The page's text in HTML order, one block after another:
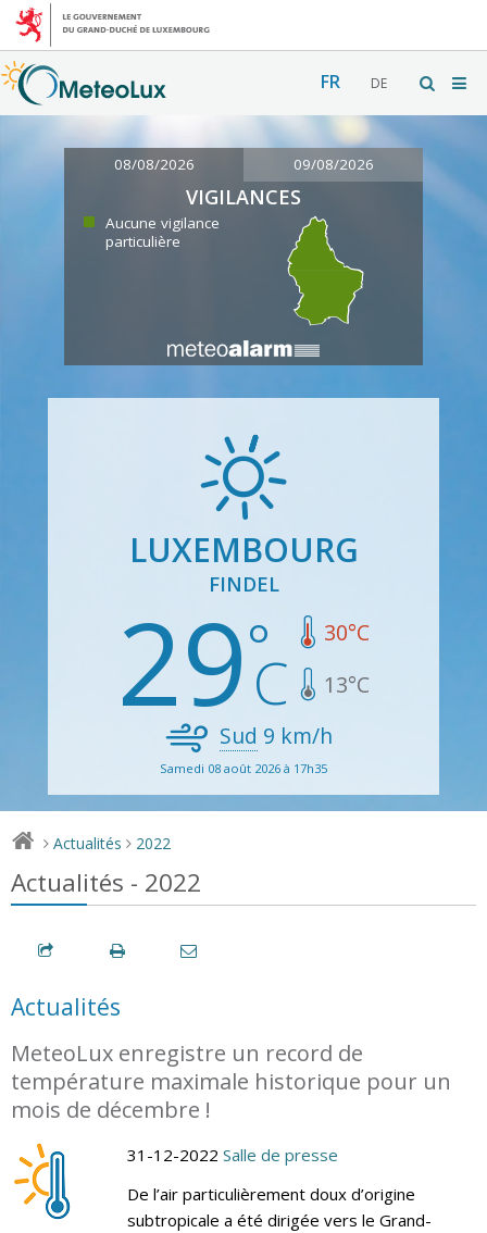
FR DE
08/08/2026 09/08/2026
VIGILANCES
Aucune vigilance
particulière
LUXEMBOURG
FINDEL
29 30°C
13°C
Sud 9 km/h
Samedi 08 août 2026 à 17h35
> Actualités > 2022
Actualités - 2022
Actualités
MeteoLux enregistre un record de
température maximale historique pour un
mois de décembre !
31-12-2022 Salle de presse
De l’air particulièrement doux d’origine
subtropicale a été dirigée vers le Grand-